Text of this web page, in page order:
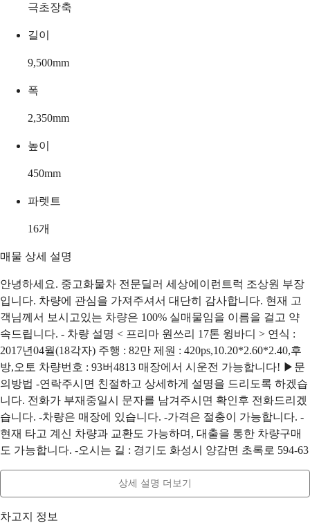
극초장축
길이
9,500mm
폭
2,350mm
높이
450mm
파렛트
16개
매물 상세 설명
안녕하세요. 중고화물차 전문딜러 세상에이런트럭 조상원 부장
입니다. 차량에 관심을 가져주셔서 대단히 감사합니다. 현재 고
객님께서 보시고있는 차량은 100% 실매물임을 이름을 걸고 약
속드립니다. - 차량 설명 < 프리마 원쓰리 17톤 윙바디 > 연식 :
2017년04월(18각자) 주행 : 82만 제원 : 420ps,10.20*2.60*2.40,후
방,오토 차량번호 : 93버4813 매장에서 시운전 가능합니다! ▶문
의방법 -연락주시면 친절하고 상세하게 설명을 드리도록 하겠습
니다. 전화가 부재중일시 문자를 남겨주시면 확인후 전화드리겠
습니다. -차량은 매장에 있습니다. -가격은 절충이 가능합니다. -
현재 타고 계신 차량과 교환도 가능하며, 대출을 통한 차량구매
도 가능합니다. -오시는 길 : 경기도 화성시 양감면 초록로 594-63
상세 설명 더보기
차고지 정보